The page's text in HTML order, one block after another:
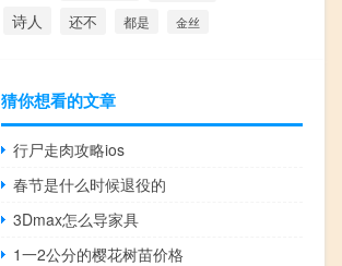
诗人 还不 都是 金丝
猜你想看的文章
行尸走肉攻略ios
春节是什么时候退役的
3Dmax怎么导家具
1一2公分的樱花树苗价格